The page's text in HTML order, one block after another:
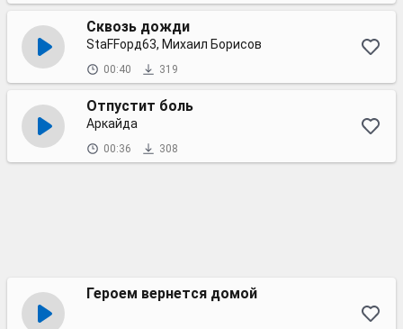
Сквозь дожди
StaFFорд63, Михаил Борисов
00:40 319
Отпустит боль
Аркайда
00:36 308
Героем вернется домой